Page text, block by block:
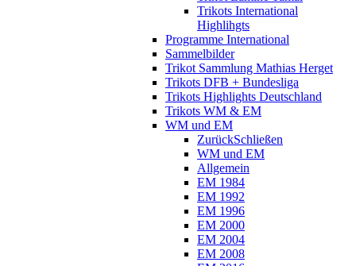
Trikots International
Highlihgts
Programme International
Sammelbilder
Trikot Sammlung Mathias Herget
Trikots DFB + Bundesliga
Trikots Highlights Deutschland
Trikots WM & EM
WM und EM
ZurückSchließen
WM und EM
Allgemein
EM 1984
EM 1992
EM 1996
EM 2000
EM 2004
EM 2008